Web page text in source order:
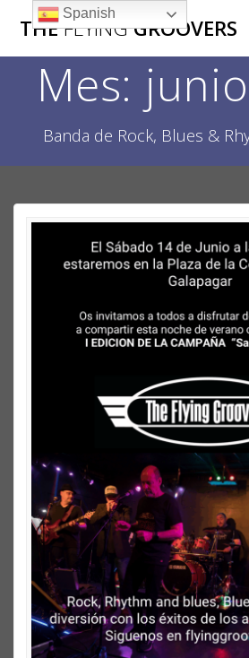
al
THEFLYINGGROOVERS
Mes:
Banda de Rock, Blues &
Spanish